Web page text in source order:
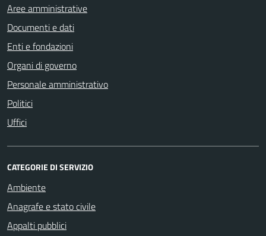
Aree amministrative
Documenti e dati
Enti e fondazioni
Organi di governo
Personale amministrativo
Politici
Uffici
CATEGORIE DI SERVIZIO
Ambiente
Anagrafe e stato civile
Appalti pubblici